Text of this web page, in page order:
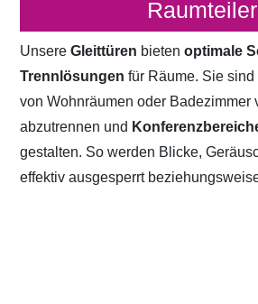
Raumteiler
UnsereGleittüren bietenoptimale
Trennlösungen für Räume. Sie
von Wohnräumen oder Badezimmer
abzutrennen und
gestalten. So werden Blicke,
effektiv ausgesperrt